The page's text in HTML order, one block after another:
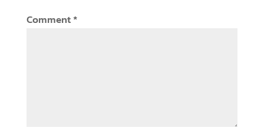
Comment*